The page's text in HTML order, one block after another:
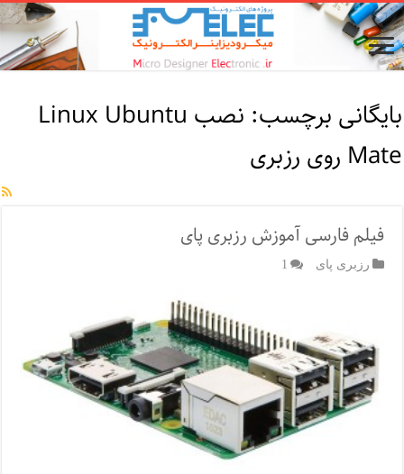
بایگانی برچسب:
نصب Linux Ubuntu
Mate روی رزبری
فیلم فارسی آموزش رزبری پای
رزبری پای 1